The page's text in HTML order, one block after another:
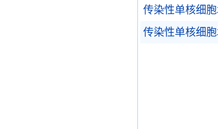
传染性单核细胞
传染性单核细